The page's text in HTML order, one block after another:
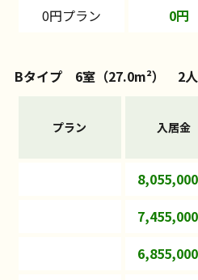
0円プラン 0円
Bタイプ 6室（27.0m²） 2人
プラン 入居金